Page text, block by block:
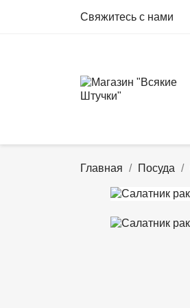
Свяжитесь с нами
Главная Посуда